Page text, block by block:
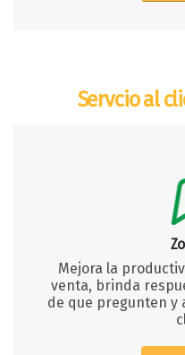
Servcio al
Mejora la
venta, brinda
de que pregunten y